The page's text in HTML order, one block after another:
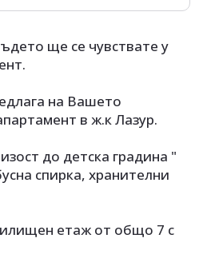
ще се чувствате у
на Вашето
в ж.к Лазур.
до детска градина "
спирка, хранителни
етаж от общо 7 с